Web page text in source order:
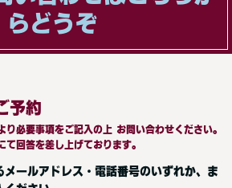
らどうぞ
予約
り必要事項をご記入の上 お問い合わせください。
て回答を差し上げております。
メールアドレス・電話番号のいずれか、ま